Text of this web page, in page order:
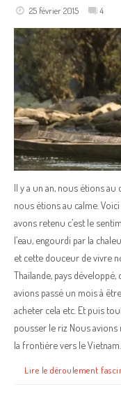
25 février 2015 4
Il y a un an, nous étions
nous étions au calme.
avons retenu c’est le
l’eau, engourdi par la
et cette douceur de vivre
Thaïlande, pays
avions passé un mois à
acheter cela etc. Et puis
pousser le riz Nous
la frontière vers le Vietnam.…
Lire le déroulement